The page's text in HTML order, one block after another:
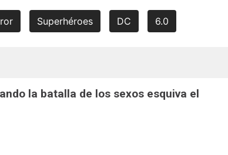
Superhéroes DC 6.0
la batalla de los sexos esquiva el